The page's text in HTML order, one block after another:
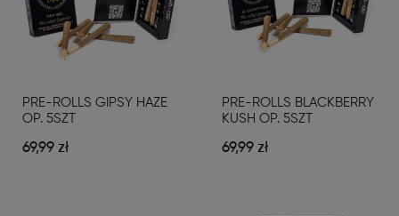
PRE-ROLLS GIPSY HAZE
OP. 5SZT
69,99 zł
PRE-ROLLS BLACKBERRY
KUSH OP. 5SZT
69,99 zł